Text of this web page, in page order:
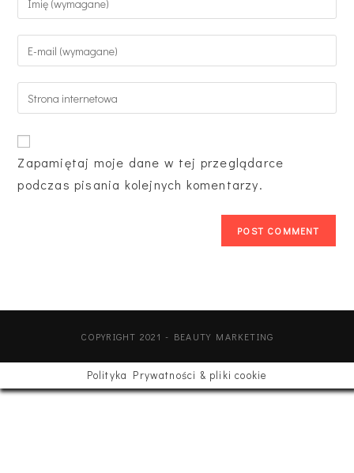
Zapamiętaj moje dane w tej przeglądarce
podczas pisania kolejnych komentarzy.
COPYRIGHT 2021 - BEAUTY MARKETING
Polityka Prywatności & pliki cookie